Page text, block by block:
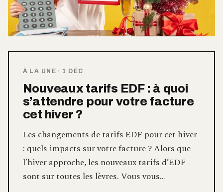
À LA UNE · 1 DÉC
Nouveaux tarifs EDF : à quoi
s’attendre pour votre facture
cet hiver ?
Les changements de tarifs EDF pour cet hiver
: quels impacts sur votre facture ? Alors que
l’hiver approche, les nouveaux tarifs d’EDF
sont sur toutes les lèvres. Vous vous…